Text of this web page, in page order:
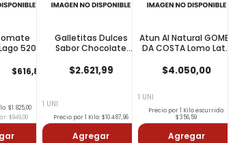
520g
$616,85
$1.825,00
$949,00
Galletitas Dulces
Sabor Chocolate
$2.621,99
1 UNI
Precio por 1 Kilo: $10.487,96
Agregar
Atun Al Natural GOMES
DA COSTA Lomo Lata
$4.050,00
1 UNI
Precio por 1 Kilo escurrido:
$356,59
Agregar